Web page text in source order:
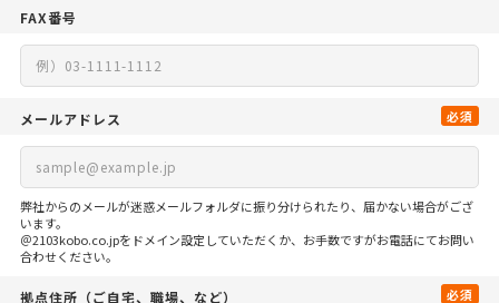
FAX番号
メールアドレス 必須
弊社からのメールが迷惑メールフォルダに振り分けられたり、届かない場合がござ
います。
＠2103kobo.co.jpをドメイン設定していただくか、お手数ですがお電話にてお問い
合わせください。
拠点住所 （ご自宅、 職場、など） 必須